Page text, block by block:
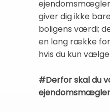
giver dig ikke
boligens værdi;
en lang række
hvis du kun
#Derfor skal du
ejendomsmægler